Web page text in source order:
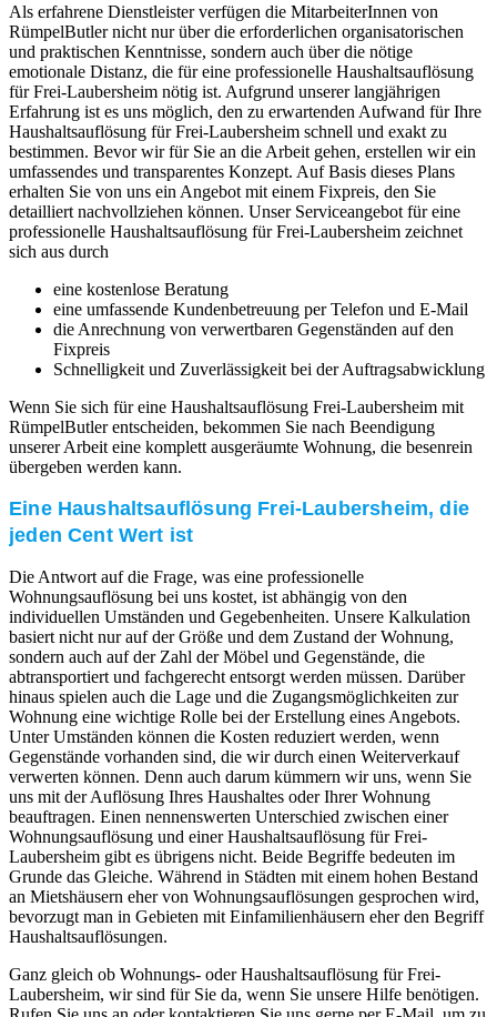
Als erfahrene Dienstleister verfügen die MitarbeiterInnen von
RümpelButler nicht nur über die erforderlichen organisatorischen
und praktischen Kenntnisse, sondern auch über die nötige
emotionale Distanz, die für eine professionelle Haushaltsauflösung
für Frei-Laubersheim nötig ist. Aufgrund unserer langjährigen
Erfahrung ist es uns möglich, den zu erwartenden Aufwand für Ihre
Haushaltsauflösung für Frei-Laubersheim schnell und exakt zu
bestimmen. Bevor wir für Sie an die Arbeit gehen, erstellen wir ein
umfassendes und transparentes Konzept. Auf Basis dieses Plans
erhalten Sie von uns ein Angebot mit einem Fixpreis, den Sie
detailliert nachvollziehen können. Unser Serviceangebot für eine
professionelle Haushaltsauflösung für Frei-Laubersheim zeichnet
sich aus durch
eine kostenlose Beratung
eine umfassende Kundenbetreuung per Telefon und E-Mail
die Anrechnung von verwertbaren Gegenständen auf den
Fixpreis
Schnelligkeit und Zuverlässigkeit bei der Auftragsabwicklung
Wenn Sie sich für eine Haushaltsauflösung Frei-Laubersheim mit
RümpelButler entscheiden, bekommen Sie nach Beendigung
unserer Arbeit eine komplett ausgeräumte Wohnung, die besenrein
übergeben werden kann.
Eine Haushaltsauflösung Frei-Laubersheim, die
jeden Cent Wert ist
Die Antwort auf die Frage, was eine professionelle
Wohnungsauflösung bei uns kostet, ist abhängig von den
individuellen Umständen und Gegebenheiten. Unsere Kalkulation
basiert nicht nur auf der Größe und dem Zustand der Wohnung,
sondern auch auf der Zahl der Möbel und Gegenstände, die
abtransportiert und fachgerecht entsorgt werden müssen. Darüber
hinaus spielen auch die Lage und die Zugangsmöglichkeiten zur
Wohnung eine wichtige Rolle bei der Erstellung eines Angebots.
Unter Umständen können die Kosten reduziert werden, wenn
Gegenstände vorhanden sind, die wir durch einen Weiterverkauf
verwerten können. Denn auch darum kümmern wir uns, wenn Sie
uns mit der Auflösung Ihres Haushaltes oder Ihrer Wohnung
beauftragen. Einen nennenswerten Unterschied zwischen einer
Wohnungsauflösung und einer Haushaltsauflösung für Frei-
Laubersheim gibt es übrigens nicht. Beide Begriffe bedeuten im
Grunde das Gleiche. Während in Städten mit einem hohen Bestand
an Mietshäusern eher von Wohnungsauflösungen gesprochen wird,
bevorzugt man in Gebieten mit Einfamilienhäusern eher den Begriff
Haushaltsauflösungen.
Ganz gleich ob Wohnungs- oder Haushaltsauflösung für Frei-
Laubersheim, wir sind für Sie da, wenn Sie unsere Hilfe benötigen.